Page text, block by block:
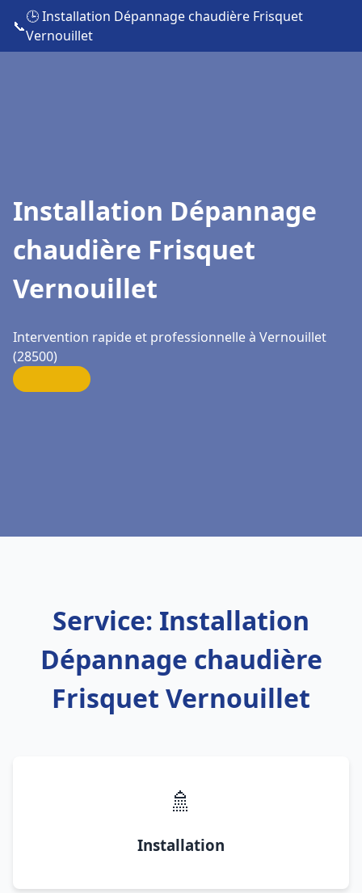
📞
🕒 Installation Dépannage chaudière Frisquet
Vernouillet
Installation Dépannage
chaudière Frisquet
Vernouillet
Intervention rapide et professionnelle à Vernouillet
(28500)
Service: Installation
Dépannage chaudière
Frisquet Vernouillet
🚿
Installation